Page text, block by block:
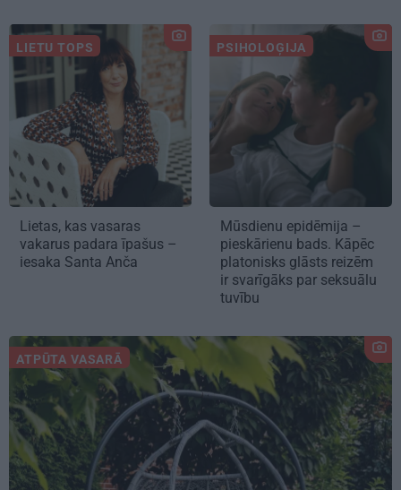
LIETU TOPS
Lietas, kas vasaras
vakarus padara īpašus –
iesaka Santa Anča
PSIHOLOĢIJA
Mūsdienu epidēmija –
pieskārienu bads. Kāpēc
platonisks glāsts reizēm
ir svarīgāks par seksuālu
tuvību
ATPŪTA VASARĀ